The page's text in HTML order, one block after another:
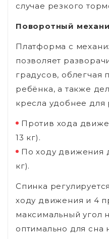
случае резкого
Поворотный
Платформа с
позволяет
градусов, облегчая
ребёнка, а также
кресла удобнее для
Против хода
13 кг).
По ходу движения
кг).
Спинка
ходу движения и 4
максимальный угол
оптимально для